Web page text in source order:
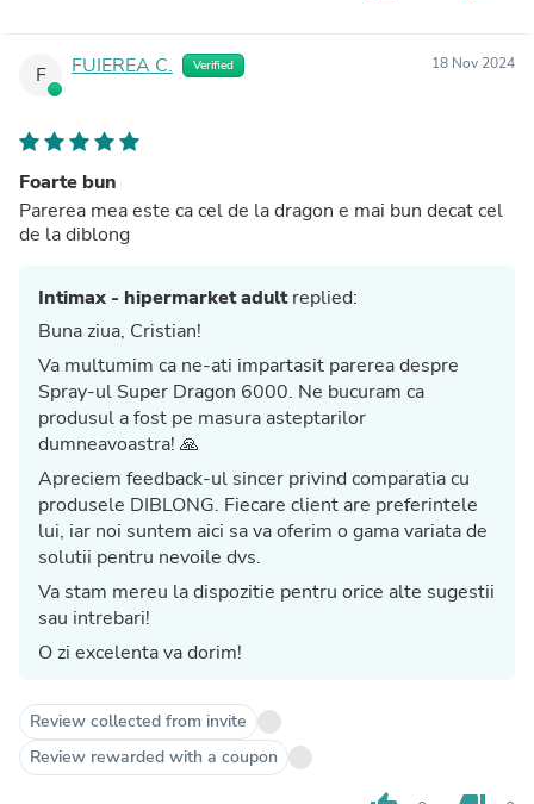
F FUIEREA C. Verified 18 Nov 2024
Foarte bun
Parerea mea este ca cel de la dragon e mai bun decat cel
de la diblong
Intimax - hipermarket adultreplied:
Buna ziua, Cristian!
Va multumim ca ne-ati impartasit parerea despre
Spray-ul Super Dragon 6000. Ne bucuram ca
produsul a fost pe masura asteptarilor
dumneavoastra! 🙏
Apreciem feedback-ul sincer privind comparatia cu
produsele DIBLONG. Fiecare client are preferintele
lui, iar noi suntem aici sa va oferim o gama variata de
solutii pentru nevoile dvs.
Va stam mereu la dispozitie pentru orice alte sugestii
sau intrebari!
O zi excelenta va dorim!
Review collected from invite
Review rewarded with a coupon